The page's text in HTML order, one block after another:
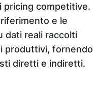
pricing competitive.
e le
dati reali raccolti
produttivi, fornendo
diretti e indiretti.